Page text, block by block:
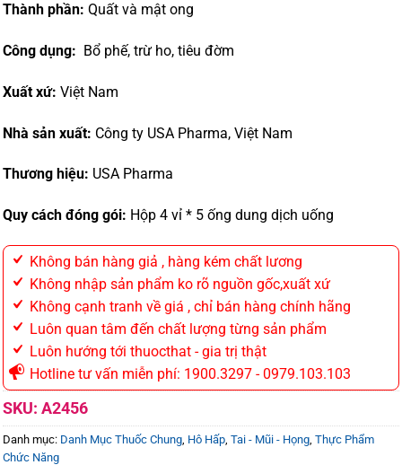
Thành phần: Quất và mật ong
Công dụng: Bổ phế, trừ ho, tiêu đờm
Xuất xứ: Việt Nam
Nhà sản xuất: Công ty USA Pharma, Việt Nam
Thương hiệu: USA Pharma
Quy cách đóng gói: Hộp 4 vỉ * 5 ống dung dịch uống
Không bán hàng giả , hàng kém chất lương
Không nhập sản phẩm ko rõ nguồn gốc,xuất xứ
Không cạnh tranh về giá , chỉ bán hàng chính hãng
Luôn quan tâm đến chất lượng từng sản phẩm
Luôn hướng tới thuocthat - gia trị thật
Hotline tư vấn miễn phí: 1900.3297 - 0979.103.103
SKU: A2456
Danh mục: Danh Mục Thuốc Chung Hô Hấp Tai - Mũi - Họng Thực Phẩm
Chức Năng